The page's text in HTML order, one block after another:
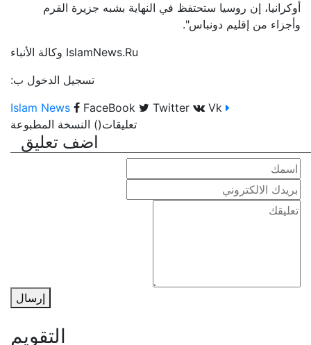
أوكرانيا، إن روسيا ستحتفظ في النهاية بشبه جزيرة القرم
وأجزاء من إقليم دونباس".
IslamNews.Ru وكالة الأنباء
تسجيل الدخول ب:
FaceBook Twitter
Vk
تعليقات(
) النسخة المطبوعة
اضف تعليق
إرسال
التقويم